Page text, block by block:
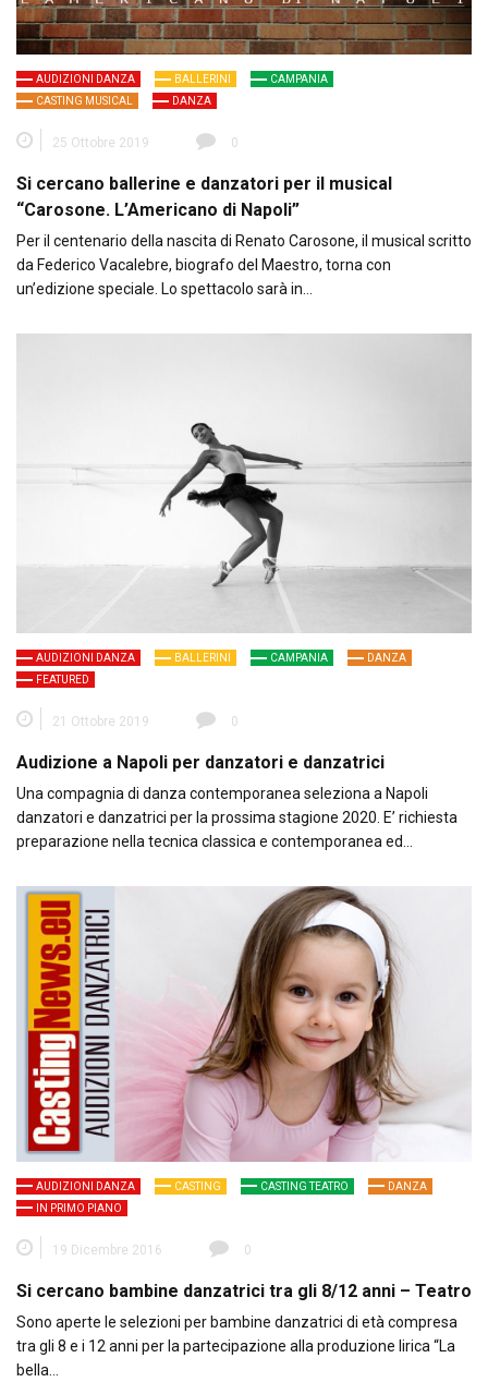
AUDIZIONI DANZA BALLERINI
CAMPANIA
CASTING MUSICAL
DANZA
25 Ottobre 2019 0
Si cercano ballerine e danzatori per il musical
“Carosone. L’Americano di Napoli”
Per il centenario della nascita di Renato Carosone, il musical scritto
da Federico Vacalebre, biografo del Maestro, torna con
un’edizione speciale. Lo spettacolo sarà in…
AUDIZIONI DANZA BALLERINI CAMPANIA
DANZA
FEATURED
21 Ottobre 2019 0
Audizione a Napoli per danzatori e danzatrici
Una compagnia di danza contemporanea seleziona a Napoli
danzatori e danzatrici per la prossima stagione 2020. E’ richiesta
preparazione nella tecnica classica e contemporanea ed…
AUDIZIONI DANZA CASTING CASTING TEATRO
DANZA
IN PRIMO PIANO
19 Dicembre 2016 0
Si cercano bambine danzatrici tra gli 8/12 anni – Teatro
Sono aperte le selezioni per bambine danzatrici di età compresa
tra gli 8 e i 12 anni per la partecipazione alla produzione lirica “La
bella…